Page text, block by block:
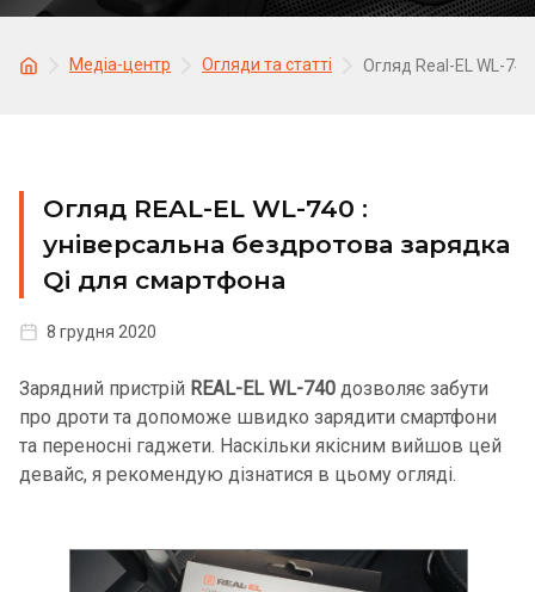
Медіа-центр Огляди та статті Огляд Real-EL WL-
Огляд REAL-EL WL-740 :
універсальна бездротова зарядка
Qi для смартфона
8 грудня 2020
Зарядний пристрій REAL-EL WL-740 дозволяє забути
про дроти та допоможе швидко зарядити смартфони
та переносні гаджети. Наскільки якісним вийшов цей
девайс, я рекомендую дізнатися в цьому огляді.